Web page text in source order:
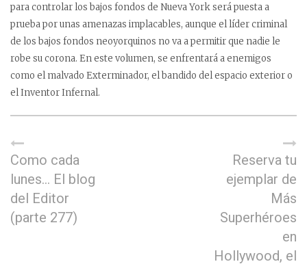
para controlar los bajos fondos de Nueva York será puesta a
prueba por unas amenazas implacables, aunque el líder criminal
de los bajos fondos neoyorquinos no va a permitir que nadie le
robe su corona. En este volumen, se enfrentará a enemigos
como el malvado Exterminador, el bandido del espacio exterior o
el Inventor Infernal.
Como cada
lunes… El blog
del Editor
(parte 277)
Reserva tu
ejemplar de
Más
Superhéroes
en
Hollywood, el